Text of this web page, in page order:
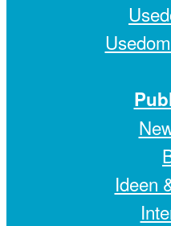
Ideen